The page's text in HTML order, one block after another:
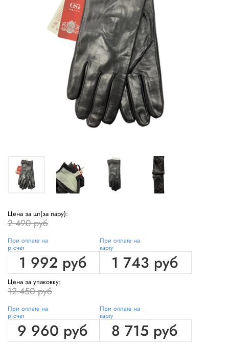
Цена за шт(за пару):
2 490 руб
При оплате на
р.счет
1 992 руб
При оплате на
карту
1 743 руб
Цена за упаковку:
12 450 руб
При оплате на
р.счет
9 960 руб
При оплате на
карту
8 715 руб